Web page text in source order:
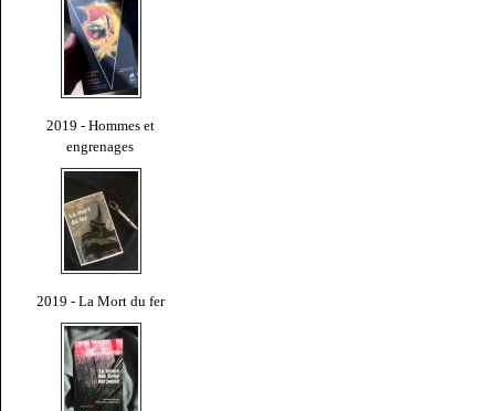
2019 - Hommes et
engrenages
2019 - La Mort du fer